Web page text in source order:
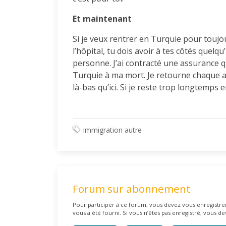
Et maintenant
Si je veux rentrer en Turquie pour
l’hôpital, tu dois avoir à tes côtés
personne. J’ai contracté une
Turquie à ma mort. Je retourne chaque
là-bas qu’ici. Si je reste trop longtemps
Immigration autre
Forum sur abonnement
Pour participer à ce forum, vous devez vous
vous a été fourni. Si vous n’êtes pas enregistré, vous